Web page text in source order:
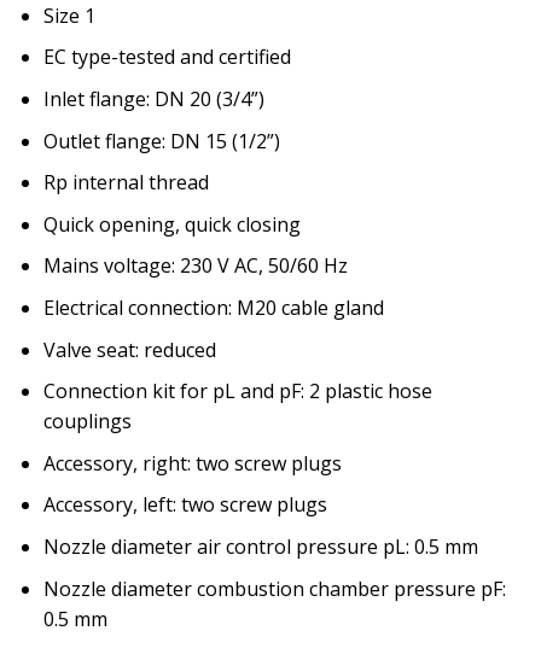
Size 1
EC type-tested and certified
Inlet flange: DN 20 (3/4”)
Outlet flange: DN 15 (1/2”)
Rp internal thread
Quick opening, quick closing
Mains voltage: 230 V AC, 50/60 Hz
Electrical connection: M20 cable gland
Valve seat: reduced
Connection kit for pL and pF: 2 plastic hose
couplings
Accessory, right: two screw plugs
Accessory, left: two screw plugs
Nozzle diameter air control pressure pL: 0.5 mm
Nozzle diameter combustion chamber pressure pF:
0.5 mm